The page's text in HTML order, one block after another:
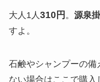
大人1人310円 。 源泉
すよ。
石鹸やシャンプーの備
ない場合はここで購入